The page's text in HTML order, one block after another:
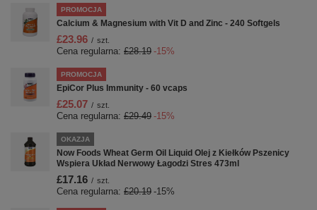
PROMOCJA
Calcium & Magnesium with Vit D and Zinc - 240 Softgels
£23.96 / szt.
Cena regularna: £28.19 -15%
PROMOCJA
EpiCor Plus Immunity - 60 vcaps
£25.07 / szt.
Cena regularna: £29.49 -15%
OKAZJA
Now Foods Wheat Germ Oil Liquid Olej z Kiełków Pszenicy
Wspiera Układ Nerwowy Łagodzi Stres 473ml
£17.16 / szt.
Cena regularna: £20.19 -15%